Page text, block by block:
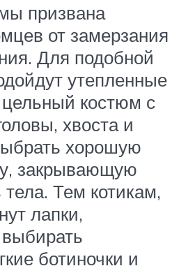
призвана
от замерзания
Для подобной
утепленные
костюм с
хвоста и
хорошую
закрывающую
Тем котикам,
лапки,
ботиночки и